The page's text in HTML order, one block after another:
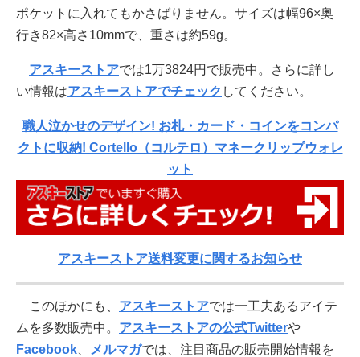
ポケットに入れてもかさばりません。サイズは幅96×奥
行き82×高さ10mmで、重さは約59g。
アスキーストアでは1万3824円で販売中。さらに詳し
い情報はアスキーストアでチェック してください。
職人泣かせのデザイン! お札・カード・コインをコンパ
クトに収納! Cortello（コルテロ）マネークリップウォレ
ット
アスキーストア送料変更に関するお知らせ
このほかにも、 アスキーストアでは一工夫あるアイテ
ムを多数販売中。 アスキーストアの公式Twitterや
Facebook
メルマガでは、注目商品の販売開始情報を